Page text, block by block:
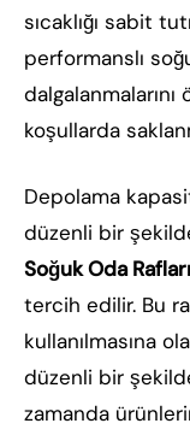
sıcaklığı sabit
performanslı
koşullarda
Depolama
düzenli bir
Soğuk Oda Rafları
tercih edilir. Bu
kullanılmasına
düzenli bir
zamanda